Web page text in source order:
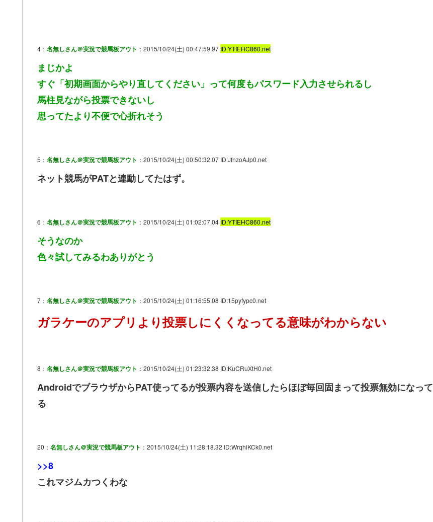
4： 名無しさん＠実況で競馬板アウト ：2015/10/24(土) 00:47:59.97 ID:YTIEHC860.net
まじかよ
すぐ「初期画面からやり直してください」って何度もパスワード入力させられるし
馬柱見ながら投票できないし
思ってたより不便で心折れそう
5： 名無しさん＠実況で競馬板アウト ：2015/10/24(土) 00:50:32.07 ID:JfnzoAJp0.net
ネット競馬がPATと連動してたはず。
6： 名無しさん＠実況で競馬板アウト ：2015/10/24(土) 01:02:07.04 ID:YTIEHC860.net
そうなのか
色々試してみるわありがとう
7： 名無しさん＠実況で競馬板アウト ：2015/10/24(土) 01:16:55.08 ID:15pyfypc0.net
ガラケーのアプリより投票しにくくなってる意味がわからない
8： 名無しさん＠実況で競馬板アウト ：2015/10/24(土) 01:23:32.38 ID:KuCRuXtH0.net
AndroidでブラウザからPAT使ってるが投票内容を送信したらほぼ毎回固まって投票無効になって
る
20： 名無しさん＠実況で競馬板アウト ：2015/10/24(土) 11:28:18.32 ID:WrqhiKCk0.net
>>8
これマジムカつくわな